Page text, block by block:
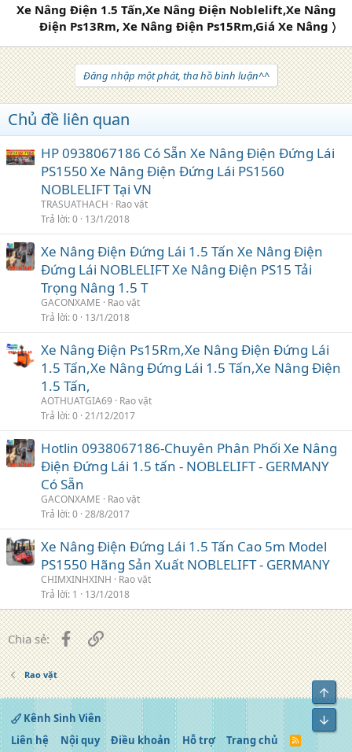
Xe Nâng Điện 1.5 Tấn,Xe Nâng Điện Noblelift,Xe Nâng
Điện Ps13Rm, Xe Nâng Điện Ps15Rm,Giá Xe Nâng 〉
Đăng nhập một phát, tha hồ bình luận^^
Chủ đề liên quan
HP 0938067186 Có Sẵn Xe Nâng Điện Đứng Lái
PS1550 Xe Nâng Điện Đứng Lái PS1560
NOBLELIFT Tại VN
TRASUATHACH
Rao vặt
Trả lời 0 13/1/2018
Xe Nâng Điện Đứng Lái 1.5 Tấn Xe Nâng Điện
Đứng Lái NOBLELIFT Xe Nâng Điện PS15 Tải
Trọng Nâng 1.5 T
GACONXAME
Rao vặt
Trả lời 0 13/1/2018
Xe Nâng Điện Ps15Rm,Xe Nâng Điện Đứng Lái
1.5 Tấn,Xe Nâng Đứng Lái 1.5 Tấn,Xe Nâng Điện
1.5 Tấn,
AOTHUATGIA69
Rao vặt
Trả lời 0 21/12/2017
Hotlin 0938067186-Chuyên Phân Phối Xe Nâng
Điện Đứng Lái 1.5 tấn - NOBLELIFT - GERMANY
Có Sẵn
GACONXAME
Rao vặt
Trả lời 0 28/8/2017
Xe Nâng Điện Đứng Lái 1.5 Tấn Cao 5m Model
PS1550 Hãng Sản Xuất NOBLELIFT - GERMANY
CHIMXINHXINH
Rao vặt
Trả lời 1 13/1/2018
Chia sẻ: FacebookLiên kết
Rao vặt
Kênh Sinh Viên
Liên hệ
Nội quy Điều khoản Hỗ trợ Trang chủ
R
Top